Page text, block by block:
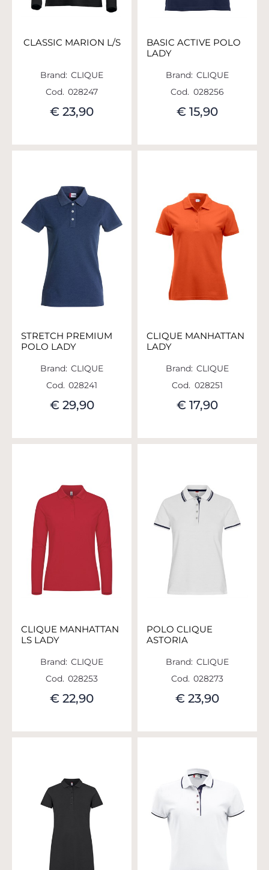
CLASSIC MARION L/S
Brand: CLIQUE
Cod. 028247
€ 23,90
BASIC ACTIVE POLO
LADY
Brand: CLIQUE
Cod. 028256
€ 15,90
STRETCH PREMIUM
POLO LADY
Brand: CLIQUE
Cod. 028241
€ 29,90
CLIQUE MANHATTAN
LADY
Brand: CLIQUE
Cod. 028251
€ 17,90
CLIQUE MANHATTAN
LS LADY
Brand: CLIQUE
Cod. 028253
€ 22,90
POLO CLIQUE
ASTORIA
Brand: CLIQUE
Cod. 028273
€ 23,90